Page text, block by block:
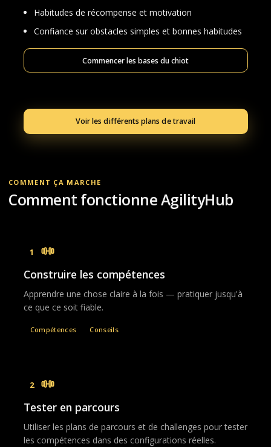
Habitudes de récompense et motivation
Confiance sur obstacles simples et bonnes habitudes
Commencer les bases du chiot
Voir les différents plans de travail
COMMENT ÇA MARCHE
Comment fonctionne AgilityHub
1
Construire les compétences
Apprendre une chose claire à la fois — pratiquer jusqu'à
ce que ce soit fiable.
Compétences Conseils
2
Tester en parcours
Utiliser les plans de parcours et de challenges pour tester
les compétences dans des configurations réelles.